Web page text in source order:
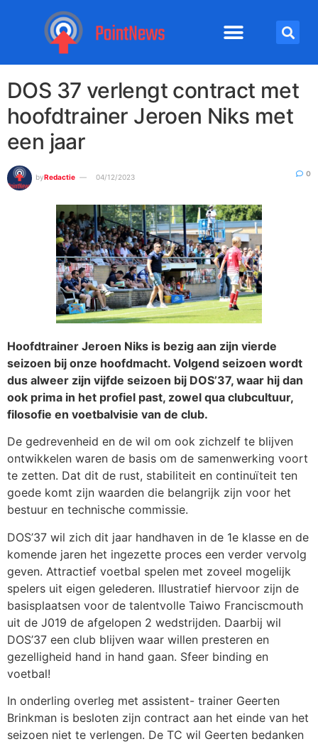
DOS 37 verlengt contract met
hoofdtrainer Jeroen Niks met
een jaar
byRedactie 04/12/2023 0
Hoofdtrainer Jeroen Niks is bezig aan zijn vierde
seizoen bij onze hoofdmacht. Volgend seizoen wordt
dus alweer zijn vijfde seizoen bij DOS’37, waar hij dan
ook prima in het profiel past, zowel qua clubcultuur,
filosofie en voetbalvisie van de club.
De gedrevenheid en de wil om ook zichzelf te blijven
ontwikkelen waren de basis om de samenwerking voort
te zetten. Dat dit de rust, stabiliteit en continuïteit ten
goede komt zijn waarden die belangrijk zijn voor het
bestuur en technische commissie.
DOS’37 wil zich dit jaar handhaven in de 1e klasse en de
komende jaren het ingezette proces een verder vervolg
geven. Attractief voetbal spelen met zoveel mogelijk
spelers uit eigen gelederen. Illustratief hiervoor zijn de
basisplaatsen voor de talentvolle Taiwo Franciscmouth
uit de J019 de afgelopen 2 wedstrijden. Daarbij wil
DOS’37 een club blijven waar willen presteren en
gezelligheid hand in hand gaan. Sfeer binding en
voetbal!
In onderling overleg met assistent- trainer Geerten
Brinkman is besloten zijn contract aan het einde van het
seizoen niet te verlengen. De TC wil Geerten bedanken